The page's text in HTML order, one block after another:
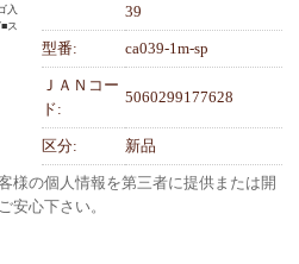
入
ス
39
型番: ca039-1m-sp
ＪＡＮコー
ド:
5060299177628
区分: 新品
様の個人情報を第三者に提供または開
安心下さい。